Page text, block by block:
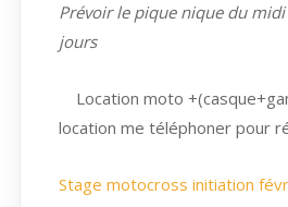
Prévoir le pique nique du
Location moto
location me téléphoner pour
Stage motocross initiation